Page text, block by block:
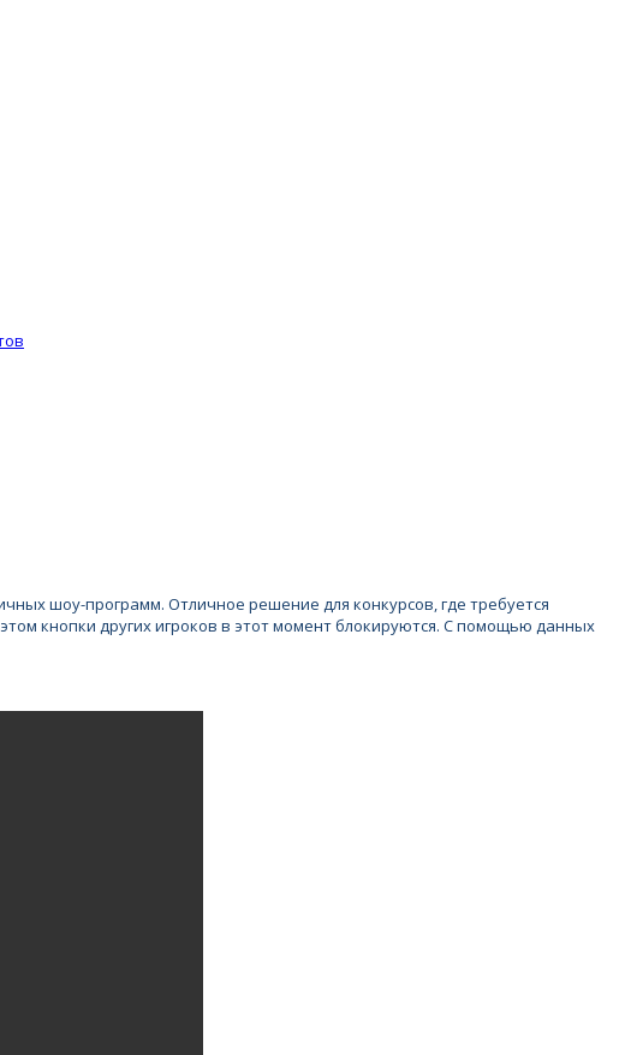
шоу-программ. Отличное решение для конкурсов, где требуется
кнопки других игроков в этот момент блокируются. С помощью данных